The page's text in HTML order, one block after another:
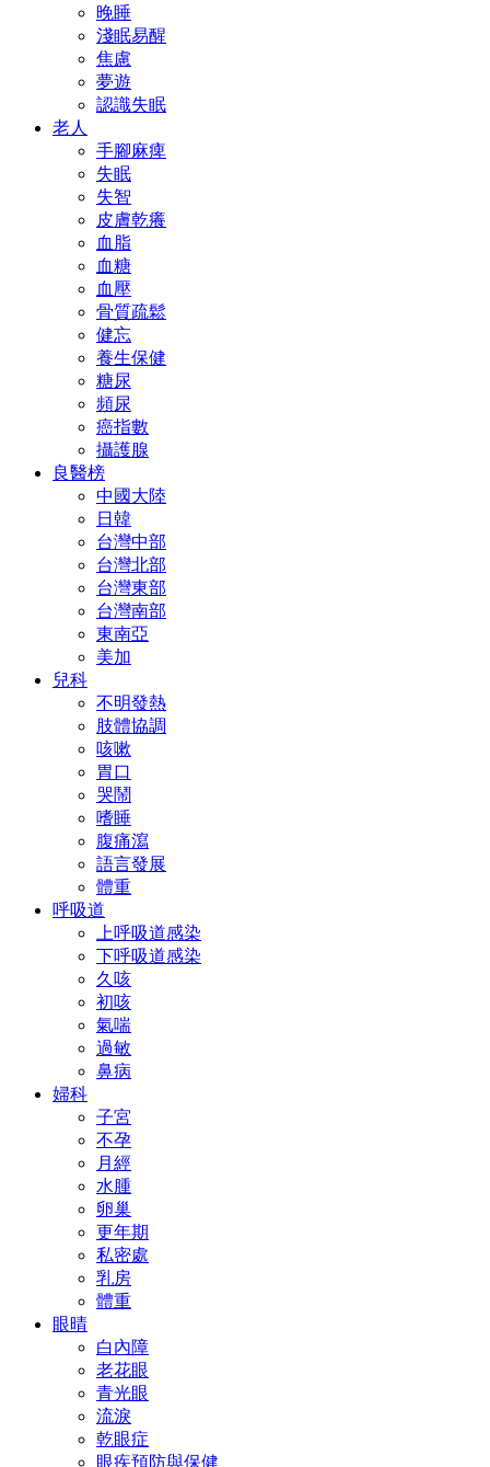
晚睡
淺眠易醒
焦慮
夢遊
認識失眠
老人
手腳麻痺
失眠
失智
皮膚乾癢
血脂
血糖
血壓
骨質疏鬆
健忘
養生保健
糖尿
頻尿
癌指數
攝護腺
良醫榜
中國大陸
日韓
台灣中部
台灣北部
台灣東部
台灣南部
東南亞
美加
兒科
不明發熱
肢體協調
咳嗽
胃口
哭鬧
嗜睡
腹痛瀉
語言發展
體重
呼吸道
上呼吸道感染
下呼吸道感染
久咳
初咳
氣喘
過敏
鼻病
婦科
子宮
不孕
月經
水腫
卵巢
更年期
私密處
乳房
體重
眼晴
白內障
老花眼
青光眼
流淚
乾眼症
眼疾預防與保健